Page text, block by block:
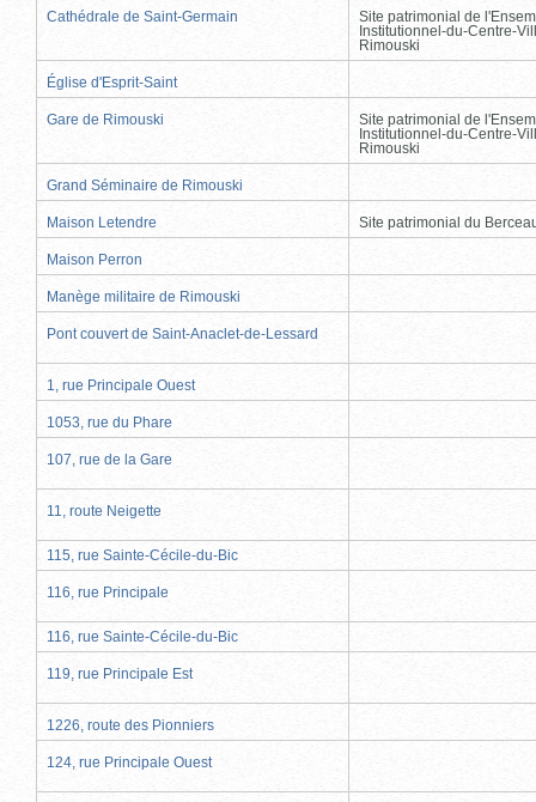
Cathédrale de Saint-Germain
Site patrimonial de
Institutionnel-du-Centre-
Rimouski
Église d'Esprit-Saint
Gare de Rimouski
Site patrimonial de
Institutionnel-du-Centre-
Rimouski
Grand Séminaire de Rimouski
Maison Letendre Site patrimonial du
Maison Perron
Manège militaire de Rimouski
Pont couvert de Saint-Anaclet-de-Lessard
1, rue Principale Ouest
1053, rue du Phare
107, rue de la Gare
11, route Neigette
115, rue Sainte-Cécile-du-Bic
116, rue Principale
116, rue Sainte-Cécile-du-Bic
119, rue Principale Est
1226, route des Pionniers
124, rue Principale Ouest